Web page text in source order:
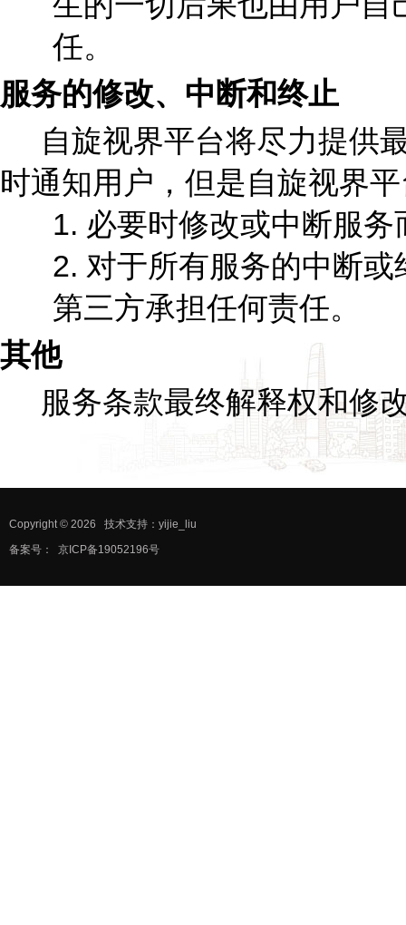
任。
服务的修改、中断和终止
自旋视界平台将尽力提供
时通知用户，但是自旋视界
1. 必要时修改或中断服
2. 对于所有服务的中断
第三方承担任何责任。
其他
服务条款最终解释权和修
Copyright © 2026
技术支持：yijie_liu
备案号：
京ICP备19052196号